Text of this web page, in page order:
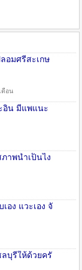
อมศรีสะเกษ
ดือน
อิน มีแพแนะ
าพน้ำเป็นไง
อง แวะเอง จั
ลบุรีให้ด้วยครั